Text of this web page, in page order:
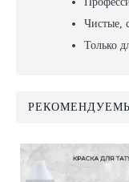
Чистые,
Только